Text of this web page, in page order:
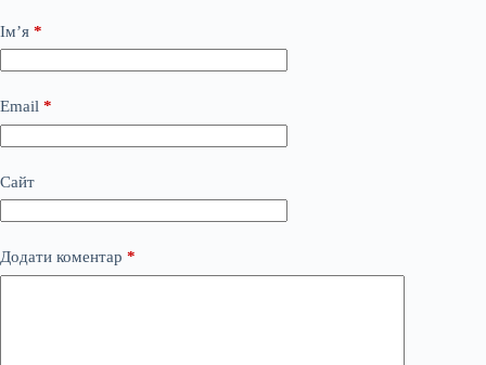
Ім’я *
Email *
Сайт
Додати коментар *